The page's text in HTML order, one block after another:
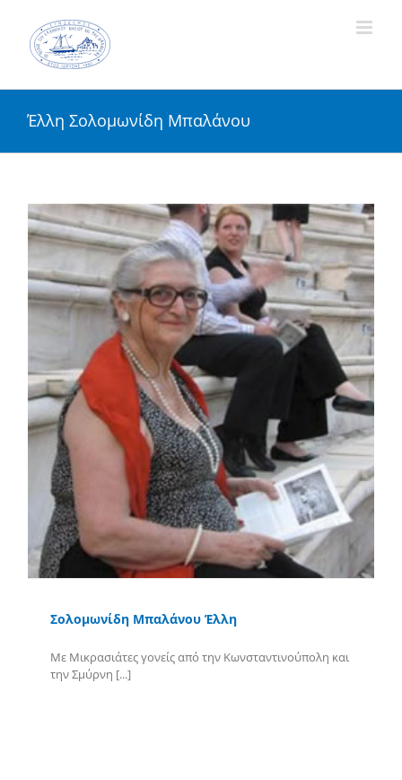
content
Έλλη Σολομωνίδη Μπαλάνου
Σολομωνίδη Μπαλάνου Έλλη
Με Μικρασιάτες γονείς από την Κωνσταντινούπολη και
την Σμύρνη [...]